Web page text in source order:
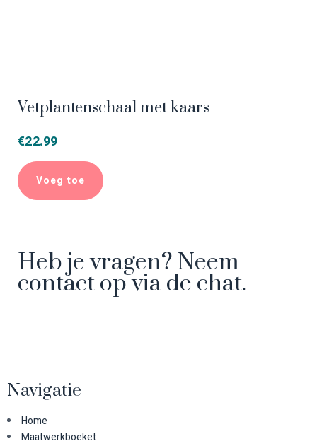
Vetplantenschaal met kaars
€22.99
Voeg toe
Heb je vragen? Neem
contact op via de chat.
Navigatie
Home
Maatwerkboeket